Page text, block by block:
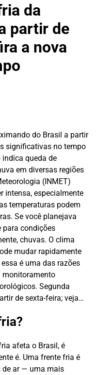
da
partir de
a nova
do Brasil a partir
significativas no tempo
indica queda de
em diversas regiões
(INMET)
intensa, especialmente
temperaturas podem
Se você planejava
para condições
chuvas. O clima
mudar rapidamente
é uma das razões
monitoramento
Segunda
de sexta-feira; veja…
afeta o Brasil, é
é. Uma frente fria é
de ar — uma mais